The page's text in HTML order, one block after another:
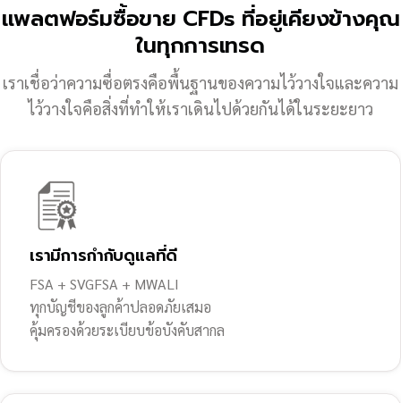
แพลตฟอร์มซื้อขาย CFDs ที่อยู่เคียงข้างคุณ
ในทุกการเทรด
เราเชื่อว่าความซื่อตรงคือพื้นฐานของความไว้วางใจและความ
ไว้วางใจคือสิ่งที่ทำให้เราเดินไปด้วยกันได้ในระยะยาว
เรามีการกำกับดูแลที่ดี
FSA + SVGFSA + MWALI
ทุกบัญชีของลูกค้าปลอดภัยเสมอ
คุ้มครองด้วยระเบียบข้อบังคับสากล